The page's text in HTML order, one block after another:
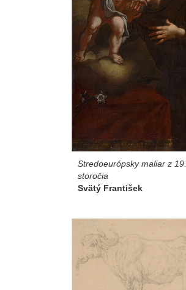
Stredoeurópsky maliar z 19.
storočia
Svätý František